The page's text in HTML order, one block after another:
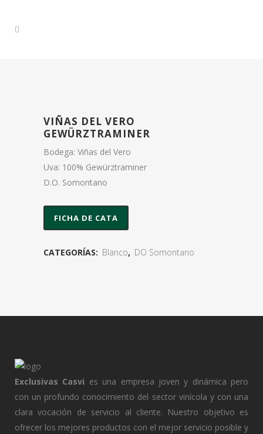
VIÑAS DEL VERO
GEWÜRZTRAMINER
Bodega: Viñas del Vero
Uva: 100% Gewürztraminer
D.O. Somontano
FICHA DE CATA
CATEGORÍAS: Blanco, DO Somontano
Exclusivas Casvi es una empresa joven y dinámica pero
con un profundo conocimiento del sector vinícola y con una
clara vocación de servicio al cliente. Nuestro objetivo es
ofrecer los mejores productos con el mejor servicio posible y